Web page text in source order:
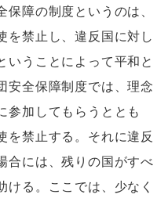
障の制度というのは、
を禁止し、違反国に対し
いうことによって平和と
安全保障制度では、理念
参加してもらうととも
を禁止する。それに違反
合には、残りの国がすべ
ける。ここでは、少なく